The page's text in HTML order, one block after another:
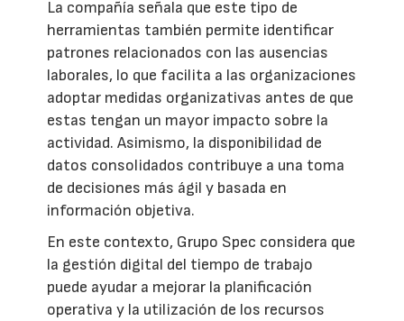
La compañía señala que este tipo de
herramientas también permite identificar
patrones relacionados con las ausencias
laborales, lo que facilita a las organizaciones
adoptar medidas organizativas antes de que
estas tengan un mayor impacto sobre la
actividad. Asimismo, la disponibilidad de
datos consolidados contribuye a una toma
de decisiones más ágil y basada en
información objetiva.
En este contexto, Grupo Spec considera que
la gestión digital del tiempo de trabajo
puede ayudar a mejorar la planificación
operativa y la utilización de los recursos